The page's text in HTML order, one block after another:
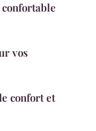
vos
confort et